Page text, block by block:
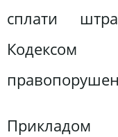
сплати
Кодексом
Прикладом